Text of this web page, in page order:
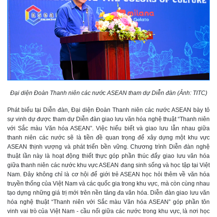
Đại diện Đoàn Thanh niên các nước ASEAN tham dự Diễn đàn (Ảnh: TITC)
Phát biểu tại Diễn đàn, Đại diện Đoàn Thanh niên các nước ASEAN bày tỏ
sự vinh dự được tham dự Diễn đàn giao lưu văn hóa nghệ thuật “Thanh niên
với Sắc màu Văn hóa ASEAN”. Việc hiểu biết và giao lưu lẫn nhau giữa
thanh niên các nước sẽ là tiền đề quan trọng để xây dựng một khu vực
ASEAN thịnh vượng và phát triển bền vững. Chương trình Diễn đàn nghệ
thuật lần này là hoạt động thiết thực góp phần thúc đẩy giao lưu văn hóa
giữa thanh niên các nước khu vực ASEAN đang sinh sống và học tập tại Việt
Nam. Đây không chỉ là cơ hội để giới trẻ ASEAN học hỏi thêm về văn hóa
truyền thống của Việt Nam và các quốc gia trong khu vực, mà còn cùng nhau
tạo dựng những giá trị mới trên nền tảng đa văn hóa. Diễn đàn giao lưu văn
hóa nghệ thuật “Thanh niên với Sắc màu Văn hóa ASEAN” góp phần tôn
vinh vai trò của Việt Nam - cầu nối giữa các nước trong khu vực, là nơi học